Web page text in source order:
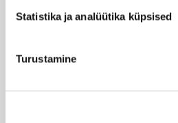
Statistika ja analüütika küpsised
Turustamine
ALESSANDRO